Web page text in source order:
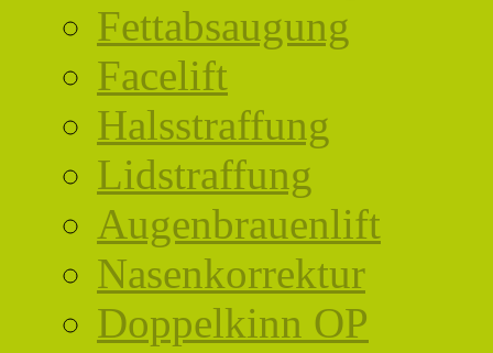
Fettabsaugung
Facelift
Halsstraffung
Lidstraffung
Augenbrauenlift
Nasenkorrektur
Doppelkinn OP